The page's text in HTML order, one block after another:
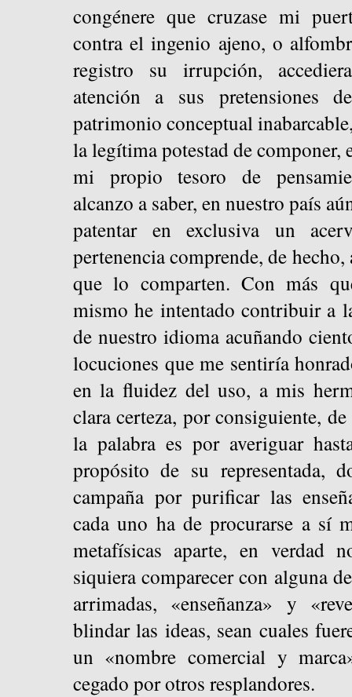
congénere que cruzase mi
contra el ingenio ajeno, o
registro su irrupción,
atención a sus pretensiones
patrimonio conceptual
la legítima potestad de componer,
mi propio tesoro de
alcanzo a saber, en nuestro país
patentar en exclusiva un
pertenencia comprende, de
que lo comparten. Con más
mismo he intentado contribuir a
de nuestro idioma acuñando
locuciones que me sentiría
en la fluidez del uso, a mis
clara certeza, por consiguiente,
la palabra es por averiguar
propósito de su representada,
campaña por purificar las
cada uno ha de procurarse a sí
metafísicas aparte, en verdad
siquiera comparecer con alguna
arrimadas, «enseñanza» y
blindar las ideas, sean cuales
un «nombre comercial y
cegado por otros resplandores.